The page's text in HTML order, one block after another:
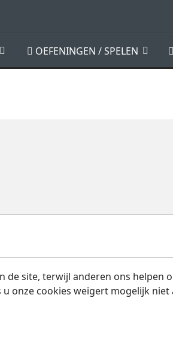
OEFENINGEN / SPELEN
site, terwijl anderen ons helpen
onze cookies weigert mogelijk